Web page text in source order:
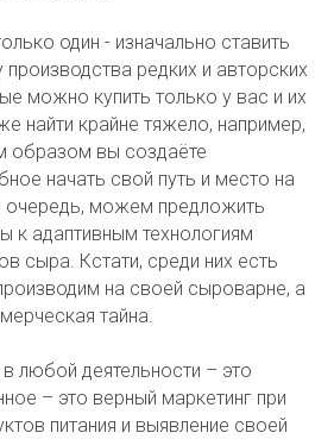
один - изначально ставить
редких и авторских
можно купить только у вас и их
найти крайне тяжело, например,
образом вы создаёте
начать свой путь и место на
можем предложить
к адаптивным технологиям
сыра. Кстати, среди них есть
на своей сыроварне, а
тайна.
любой деятельности – это
– это верный маркетинг при
питания и выявление своей